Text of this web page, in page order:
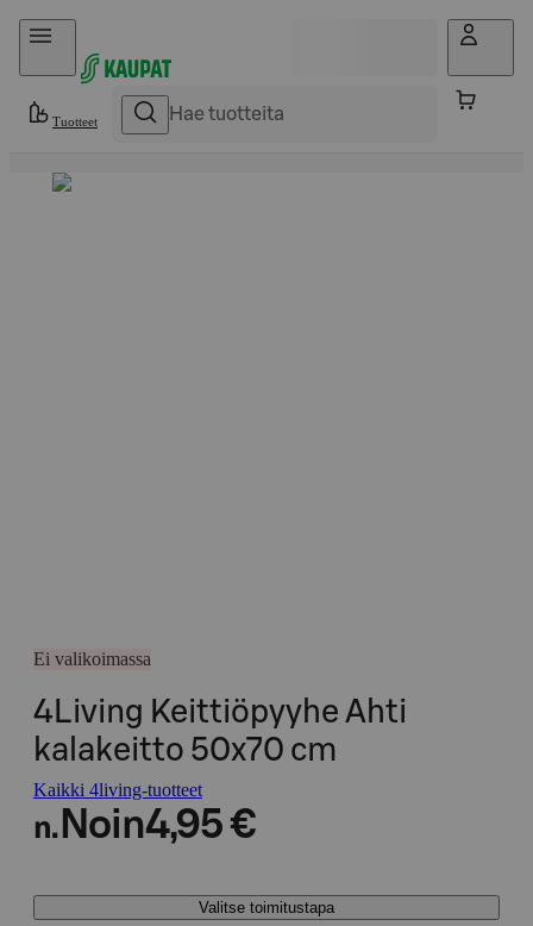
Hyppää sisältöön
Tuotteet
Ei valikoimassa
4Living Keittiöpyyhe Ahti
kalakeitto 50x70 cm
Kaikki 4living-tuotteet
n. Noin4,95 €
Valitse toimitustapa